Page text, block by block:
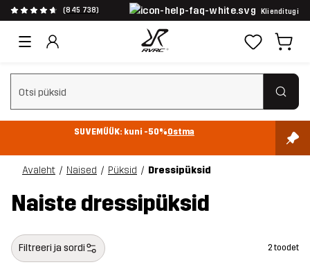
(845 738) Klienditugi
Tühjenda otsing
SUVEMÜÜK: kuni -50%Ostma
Avaleht Naised Püksid Dressipüksid
Naiste dressipüksid
Filtreeri ja sordi 2 toodet